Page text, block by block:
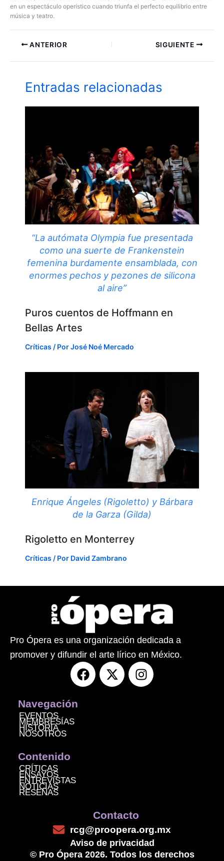
en un espectáculo operístico cuando triunfa el perfecto equilibrio entre
música y teatro.
ANTERIOR SIGUIENTE
Entradas relacionadas
“La autómata Olympia fue presentada
como una suerte de Frankenstein
femenina burdamente ensamblada, con
enormes pechos y pezones de silicona
al aire”
Puros cuentos de Hoffmann en
Bellas Artes
Críticas / PorJosé Noé Mercado
Enrique Ángeles (Rigoletto) y Bárbara
de la Garza (Gilda)
Rigoletto en Monterrey
Críticas / Por David Zambrano
Pro Ópera es una organización dedicada a
promover y difundir el arte lírico en México.
F
a
X
-
I
n
Navegación
EVENTOS
MEMBRESÍAS
HISTORIA
NOSOTROS
Contenido
CRÍTICAS
ENSAYOS
ENTREVISTAS
NOTICIAS
RESEÑAS
Contacto
rcg@proopera.org.mx
Aviso de privacidad
© Pro Ópera 2026. Todos los derechos